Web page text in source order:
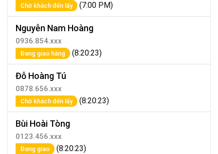
Chờ khách đến lấy (7:00 PM)
Nguyễn Nam Hoàng
0936.854.xxx
Đang giao hàng (8:20:23)
Đỗ Hoàng Tú
0878.656.xxx
Chờ khách đến lấy (8:20:23)
Bùi Hoài Tòng
0123.456.xxx
Đang giao (8:20:23)